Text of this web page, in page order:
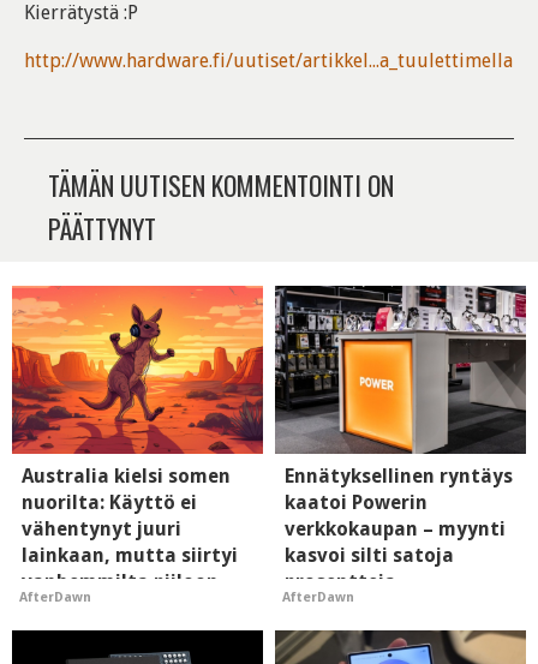
Kierrätystä :P
http://www.hardware.fi/uutiset/artikkel...a_tuulettimella
TÄMÄN UUTISEN KOMMENTOINTI ON
PÄÄTTYNYT
Australia kielsi somen
nuorilta: Käyttö ei
vähentynyt juuri
lainkaan, mutta siirtyi
vanhemmilta piiloon
AfterDawn
Ennätyksellinen ryntäys
kaatoi Powerin
verkkokaupan – myynti
kasvoi silti satoja
prosentteja
AfterDawn